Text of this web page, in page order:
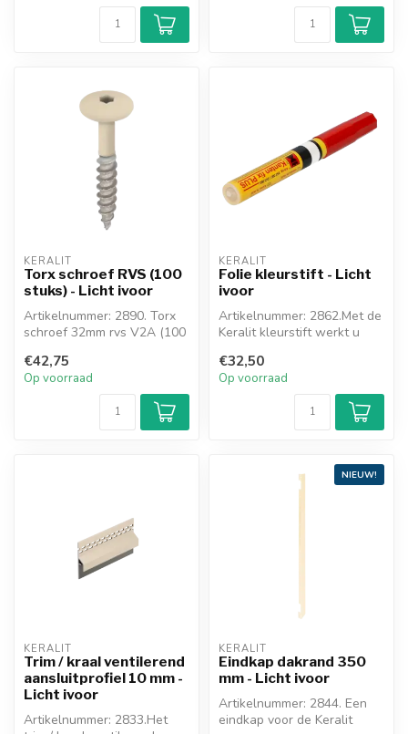
KERALIT
Torx schroef RVS (100
stuks) - Licht ivoor
Artikelnummer: 2890. Torx
schroef 32mm rvs V2A (100
€42,75
Op voorraad
KERALIT
Folie kleurstift - Licht
ivoor
Artikelnummer: 2862.Met de
Keralit kleurstift werkt u
beschad...
€32,50
Op voorraad
KERALIT
Trim / kraal ventilerend
aansluitprofiel 10 mm -
Licht ivoor
Artikelnummer: 2833.Het
NIEUW!
KERALIT
Eindkap dakrand 350
mm - Licht ivoor
Artikelnummer: 2844. Een
eindkap voor de Keralit